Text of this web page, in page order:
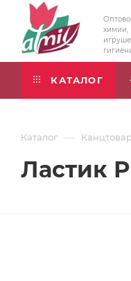
химии,
КАТАЛОГ
Каталог —
Ластик